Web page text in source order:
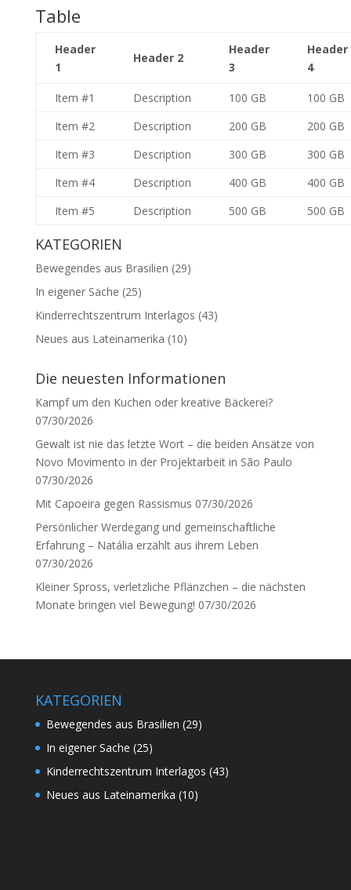
Table
Header
1
Header 2
Header
3
Header
4
Item #1 Description 100 GB
100 GB
Item #2
Description 200 GB
200 GB
Item #3
Description 300 GB
300 GB
Item #4
Description 400 GB
400 GB
Item #5
Description 500 GB 500 GB
KATEGORIEN
Bewegendes aus Brasilien (29)
In eigener Sache (25)
Kinderrechtszentrum Interlagos (43)
Neues aus Lateinamerika (10)
Die neuesten Informationen
Kampf um den Kuchen oder kreative Bäckerei?
07/30/2026
Gewalt ist nie das letzte Wort – die beiden Ansätze von
Novo Movimento in der Projektarbeit in São Paulo
07/30/2026
Mit Capoeira gegen Rassismus 07/30/2026
Persönlicher Werdegang und gemeinschaftliche
Erfahrung – Natália erzählt aus ihrem Leben
07/30/2026
Kleiner Spross, verletzliche Pflänzchen – die nächsten
Monate bringen viel Bewegung! 07/30/2026
KATEGORIEN
Bewegendes aus Brasilien (29)
In eigener Sache (25)
Kinderrechtszentrum Interlagos (43)
Neues aus Lateinamerika (10)